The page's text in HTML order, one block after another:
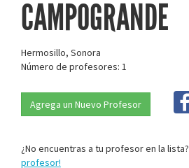
CAMPOGRANDE
Hermosillo, Sonora
Número de profesores: 1
Agrega un Nuevo Profesor
¿No encuentras a tu profesor en la lista?
profesor!